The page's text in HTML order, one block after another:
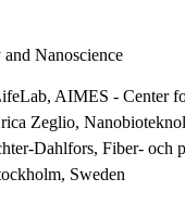
Nanoscience
AIMES - Center
Zeglio,
Dahlfors, Fiber-
Sweden